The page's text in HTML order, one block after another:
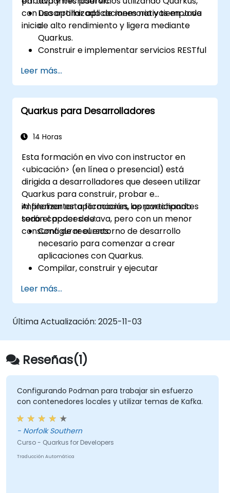
con uso optimizado de memoria y tiempo de
inicio.
Desarrollar aplicaciones nativas en Java
de alto rendimiento y ligera mediante
Quarkus.
Construir e implementar servicios RESTful
Utilizar GraalVM para la compilación
nativa y optimizar el tiempo de inicio y la
eficiencia en memoria.
Empaquetar y contenererizar
OpenShift.
Leer más...
Quarkus para Desarrolladores
14 Horas
Esta formación en vivo con instructor en
<ubicación> (en línea o presencial) está
dirigida a desarrolladores que deseen utilizar
Quarkus para construir, probar e
implementar aplicaciones, aprovechando
todo el poder de Java, pero con un menor
consumo de recursos.
Al finalizar esta formación, los participantes
serán capaces de:
Configurar el entorno de desarrollo
necesario para comenzar a crear
aplicaciones con Quarkus.
Compilar, construir y ejecutar
GraalVM.
Aprovechar las herramientas y
extensiones de Quarkus para construir
Contenerizar, ejecutar e implementar
aplicaciones con Docker.
Leer más...
Última Actualización: 2025-11-03
Reseñas(1)
Configurando Podman para trabajar sin esfuerzo
con contenedores locales y utilizar temas de Kafka.
- Norfolk Southern
Curso - Quarkus for Developers
Traducción Automática